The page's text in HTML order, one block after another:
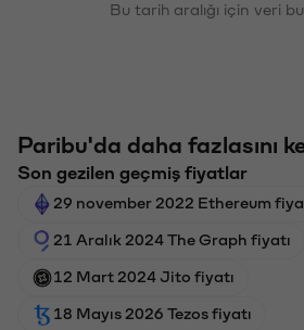
Bu tarih aralığı için veri
Paribu'da daha fazlasını
Son gezilen geçmiş fiyatlar
29 november 2022 Ethereum
21 Aralık 2024 The Graph fiyatı
12 Mart 2024 Jito fiyatı
18 Mayıs 2026 Tezos fiyatı